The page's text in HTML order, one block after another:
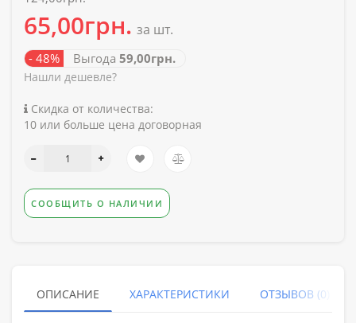
65,00грн. за шт.
- 48% Выгода 59,00грн.
Нашли дешевле?
Скидка от количества:
10 или больше цена договорная
СООБЩИТЬ О НАЛИЧИИ
ОПИСАНИЕ ХАРАКТЕРИСТИКИ ОТЗЫВОВ (0)